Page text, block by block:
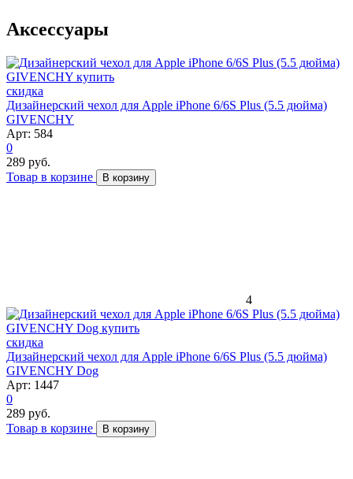
Аксессуары
скидка
Дизайнерский чехол для Apple iPhone 6/6S Plus (5.5 дюйма)
GIVENCHY
Арт: 584
0
289 руб.
Товар в корзине
В корзину
4
скидка
Дизайнерский чехол для Apple iPhone 6/6S Plus (5.5 дюйма)
GIVENCHY Dog
Арт: 1447
0
289 руб.
Товар в корзине
В корзину